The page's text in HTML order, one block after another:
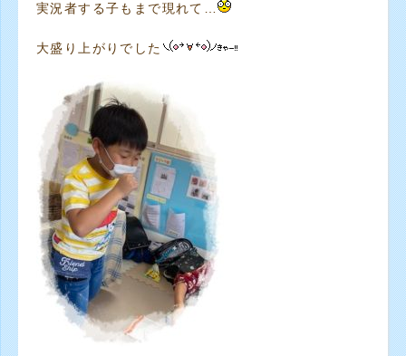
実況者する子もまで現れて…
大盛り上がりでした